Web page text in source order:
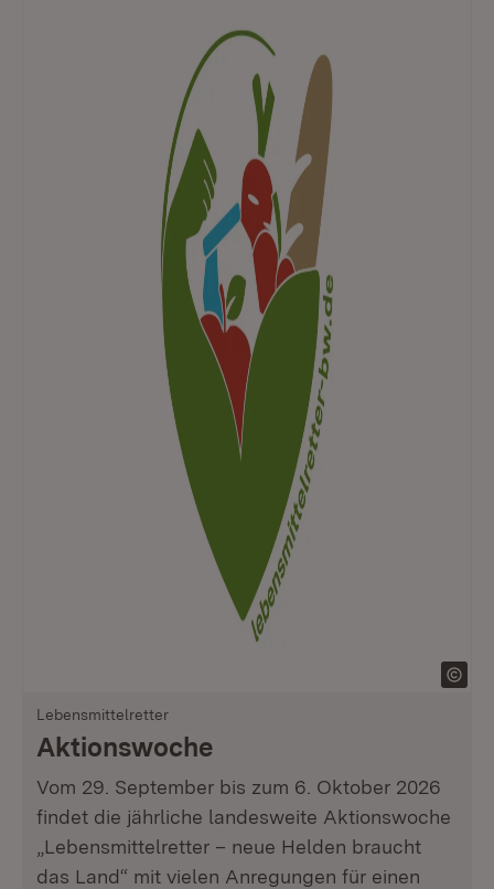
Lebensmittelretter
Aktionswoche
Vom 29. September bis zum 6. Oktober 2026
findet die jährliche landesweite Aktionswoche
„Lebensmittelretter – neue Helden braucht
das Land“ mit vielen Anregungen für einen